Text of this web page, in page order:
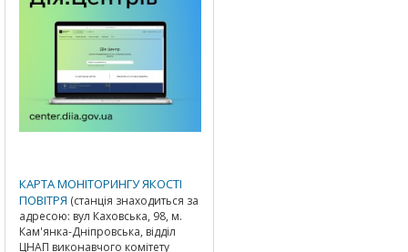
КАРТА МОНІТОРИНГУ ЯКОСТІ
ПОВІТРЯ (станція знаходиться за
адресою: вул Каховська, 98, м.
Кам'янка-Дніпровська, відділ
ЦНАП виконавчого комітету